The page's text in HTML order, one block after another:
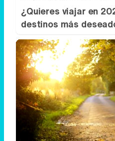
¿Quieres viajar en
destinos más